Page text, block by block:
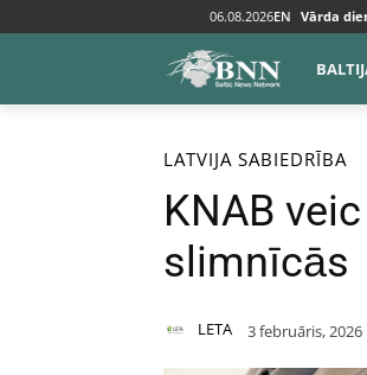
06.08.2026EN Vārda
Sākums Baltija Latvija
LATVIJA SABIEDRĪBA
KNAB
slimnīcās
LETA 3 februāris, 2026